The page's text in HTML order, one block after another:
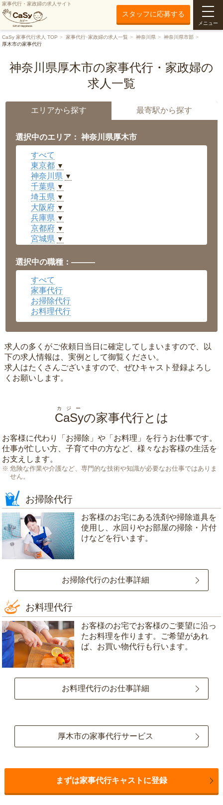
家事代行・家政婦の求人サイト
スタッフに応募する
メニュー
CaSy 家事代行求人 TOP 家事代行･家政婦の求人一覧 神奈川県
神奈川県市部
厚木市の家事代行
神奈川県厚木市の家事代行・家政婦の
求人一覧
エリアから探す 最寄駅から探す
選択中のエリア： 神奈川県厚木市
すべて
東京都 ▼
神奈川県 ▼
千葉県 ▼
埼玉県 ▼
大阪府 ▼
兵庫県 ▼
京都府 ▼
宮城県 ▼
福井県 ▼
岡山県 ▼
広島県
沖縄県 ▼
選択中の職種：———
すべて
家事代行
お掃除代行
お料理代行
求人の多くがご依頼日当日に確定してしまいますので、以
下の求人情報は、実例として御覧ください。
求人はたくさんございますので、ぜひキャスト登録よろし
くお願いします。
CaSy
カジー
の家事代行とは
お客様に代わり「 お掃除 」や「 お料理 」を行うお仕事です。
仕事が忙しい方、子育て中の方など、様々なお客様の生活を
お支えします。
危険な作業や介護など、専門的な技術や知識が必要なお仕事ではありま
せん。
お掃除代行
お客様のお宅にある洗剤や掃除道具を
使用し、水回りやお部屋の掃除・片付
けなどを行います。
お掃除代行のお仕事詳細
お料理代行
お客様のお宅でお客様のご要望に沿っ
たお料理を作ります。ご希望があれ
ば、お買い物代行も行います。
お料理代行のお仕事詳細
厚木市の家事代行サービス
まずは家事代行キャストに登録